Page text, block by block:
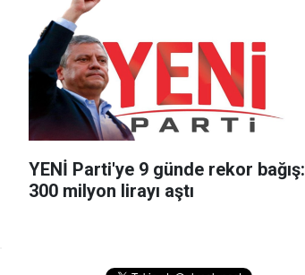
YENİ Parti'ye 9 günde rekor bağış:
300 milyon lirayı aştı